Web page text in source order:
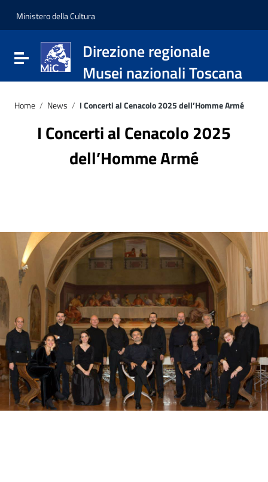
Vai al menu di navigazione
Vai al footer
Ministero della Cultura
Attiva / disattiva la navigazione
Direzione regionale
Musei nazionali Toscana
Home / News / I Concerti al Cenacolo 2025 dell’Homme Armé
I Concerti al Cenacolo 2025
dell’Homme Armé